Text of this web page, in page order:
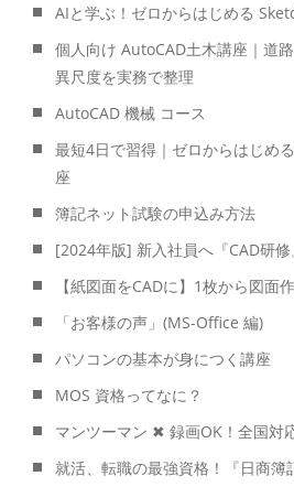
AIと学ぶ！ゼロからはじめる
個人向け AutoCAD土木講座｜道
異尺度を実務で整理
AutoCAD 機械 コース
最短4日で習得｜ゼロからはじめ
座
簿記ネット試験の申込み方法
[2024年版] 新入社員へ『CAD研修
【紙図面をCADに】1枚から図面
「お客様の声」(MS-Office 編)
パソコンの基本が身につく講座
MOS 資格ってなに？
マンツーマン ✖ 録画OK！全国対
就活、転職の最強資格！『日商簿